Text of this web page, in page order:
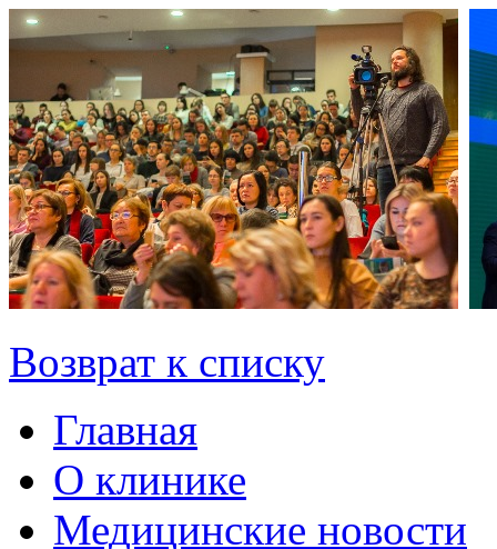
Возврат к списку
Главная
О клинике
Медицинские новости